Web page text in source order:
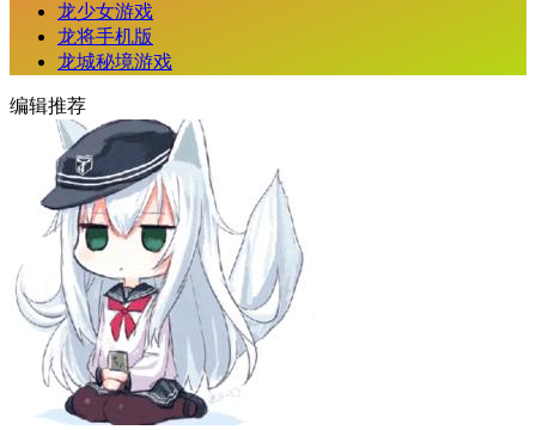
龙少女游戏
龙将手机版
龙城秘境游戏
编辑推荐